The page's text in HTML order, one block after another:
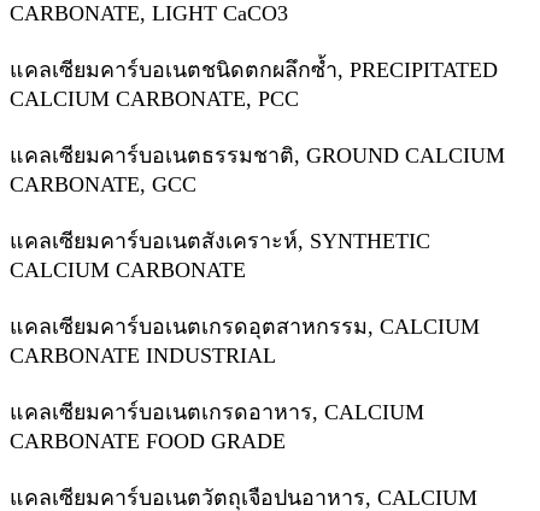
CARBONATE, LIGHT CaCO3
แคลเซียมคาร์บอเนตชนิดตกผลึกซ้ำ, PRECIPITATED
CALCIUM CARBONATE, PCC
แคลเซียมคาร์บอเนตธรรมชาติ, GROUND CALCIUM
CARBONATE, GCC
แคลเซียมคาร์บอเนตสังเคราะห์, SYNTHETIC
CALCIUM CARBONATE
แคลเซียมคาร์บอเนตเกรดอุตสาหกรรม, CALCIUM
CARBONATE INDUSTRIAL
แคลเซียมคาร์บอเนตเกรดอาหาร, CALCIUM
CARBONATE FOOD GRADE
แคลเซียมคาร์บอเนตวัตถุเจือปนอาหาร, CALCIUM